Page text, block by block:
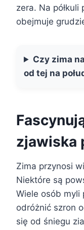
zera. Na półkuli
obejmuje
Czy zima
od tej na
zjawiska
Zima przynosi
Niektóre są
Wiele osób myli
odróżnić szron
się od śniegu